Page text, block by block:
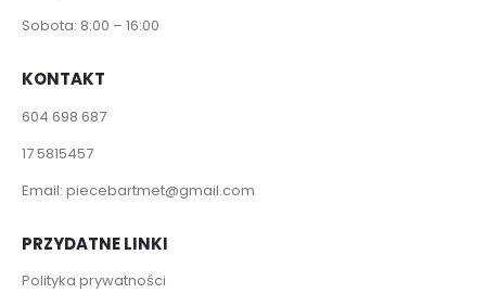
Sobota: 8:00 – 16:00
KONTAKT
604 698 687
17 5815457
Email: piecebartmet@gmail.com
PRZYDATNE LINKI
Polityka prywatności